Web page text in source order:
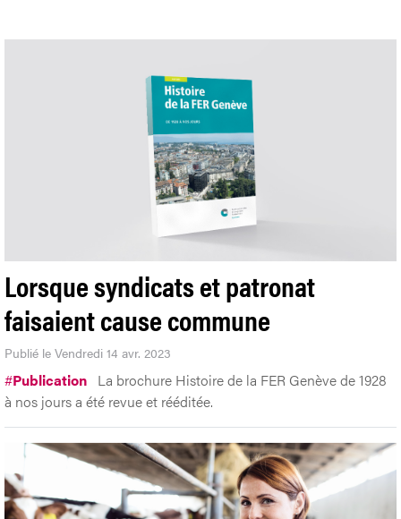
Lorsque syndicats et patronat
faisaient cause commune
Publié le Vendredi 14 avr. 2023
#Publication La brochure Histoire de la FER Genève de 1928
à nos jours a été revue et rééditée.